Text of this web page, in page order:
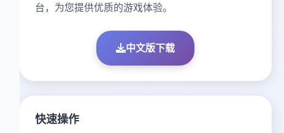
台，为您提供优质的游戏体验。
中文版下载
快速操作